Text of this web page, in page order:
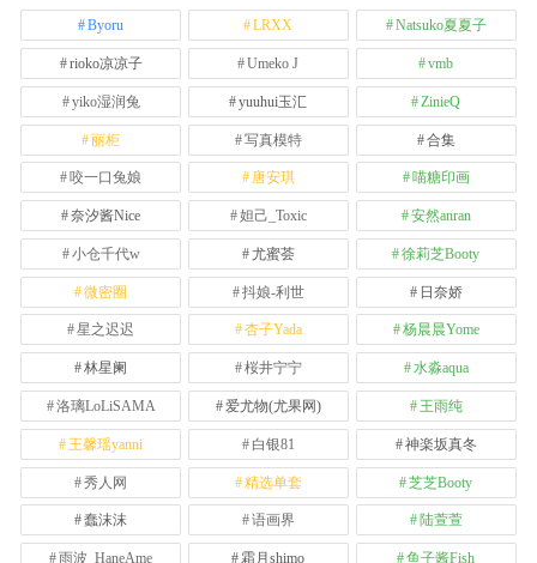
Byoru LRXX Natsuko夏夏子
rioko凉凉子 Umeko J vmb
yiko湿润兔 yuuhui玉汇 ZinieQ
丽柜 写真模特 合集
咬一口兔娘 唐安琪 喵糖印画
奈汐酱Nice 妲己_Toxic 安然anran
小仓千代w 尤蜜荟 徐莉芝Booty
微密圈 抖娘-利世 日奈娇
星之迟迟 杏子Yada 杨晨晨Yome
林星阑 桜井宁宁 水淼aqua
洛璃LoLiSAMA 爱尤物(尤果网) 王雨纯
王馨瑶yanni 白银81 神楽坂真冬
秀人网 精选单套 芝芝Booty
蠢沫沫 语画界 陆萱萱
雨波_HaneAme 霜月shimo 鱼子酱Fish